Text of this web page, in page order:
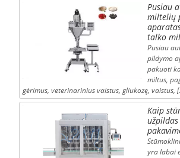
Pusiau
miltelių
talko
Pusiau
pildymo
pakuoti
miltus,
gėrimus, veterinarinius vaistus, gliukozę, vaistus,
Kaip
yra labai